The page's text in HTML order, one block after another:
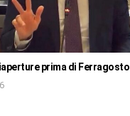
prima di Ferragosto